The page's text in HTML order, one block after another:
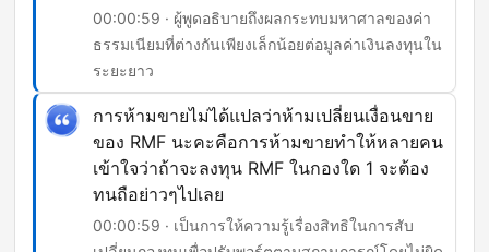
00:00:59 · ผู้พูดอธิบายถึงผลกระทบมหาศาลของค่า
ธรรมเนียมที่ต่างกันเพียงเล็กน้อยต่อมูลค่าเงินลงทุนใน
ระยะยาว
การห้ามขายไม่ได้แปลว่าห้ามเปลี่ยนเงื่อนขาย
ของ RMF นะคะคือการห้ามขายทำให้หลายคน
เข้าใจว่าถ้าจะลงทุน RMF ในกองใด 1 จะต้อง
ทนถือย่าวๆไปเลย
00:00:59 · เป็นการให้ความรู้เรื่องสิทธิในการสับ